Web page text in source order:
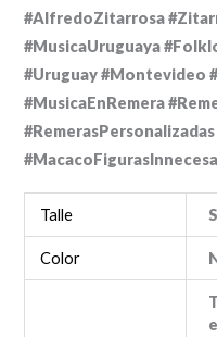
#AlfredoZitarrosa
#MusicaUruguaya
#Uruguay #Montevideo
#MusicaEnRemera
Talle
Color